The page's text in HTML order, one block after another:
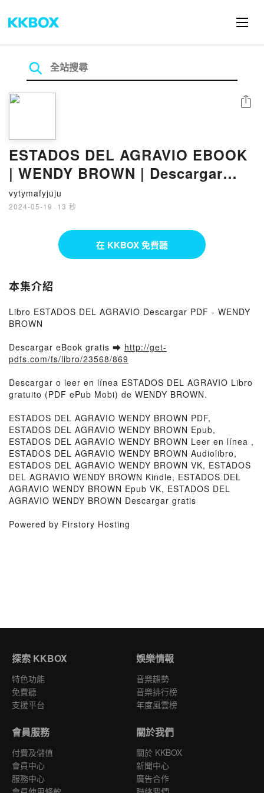
ESTADOS DEL AGRAVIO EBOOK
| WENDY BROWN | Descargar
libro PDF EPUB
vytymafyjuju
2024-05-19 · 13 秒
分享
在 KKBOX 免費聽
本集介紹
Libro ESTADOS DEL AGRAVIO Descargar PDF - WENDY
BROWN
Descargar eBook gratis ➡ http://get-
pdfs.com/fs/libro/23568/869
Descargar o leer en línea ESTADOS DEL AGRAVIO Libro
gratuito (PDF ePub Mobi) de WENDY BROWN.
ESTADOS DEL AGRAVIO WENDY BROWN PDF,
ESTADOS DEL AGRAVIO WENDY BROWN Epub,
ESTADOS DEL AGRAVIO WENDY BROWN Leer en línea ,
ESTADOS DEL AGRAVIO WENDY BROWN Audiolibro,
ESTADOS DEL AGRAVIO WENDY BROWN VK, ESTADOS
DEL AGRAVIO WENDY BROWN Kindle, ESTADOS DEL
AGRAVIO WENDY BROWN Epub VK, ESTADOS DEL
AGRAVIO WENDY BROWN Descargar gratis
Powered by Firstory Hosting
探索 KKBOX
特色功能
免費聽
支援平台
娛樂情報
音樂趨勢
音樂排行榜
年度風雲榜
會員服務
付費及儲值
會員中心
服務中心
關於我們
關於 KKBOX
新聞中心
廣告合作